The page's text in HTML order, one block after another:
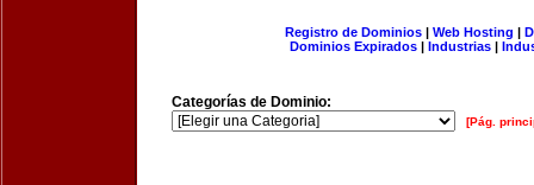
Registro de Dominios| Web Hosting |
Dominios Expirados | Industrias |
Categorías de Dominio:
[Pág.